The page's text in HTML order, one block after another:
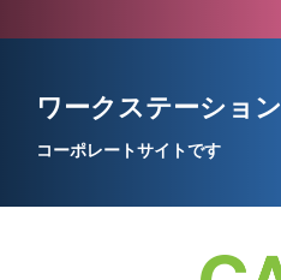
ワークステーション
コーポレートサイトです